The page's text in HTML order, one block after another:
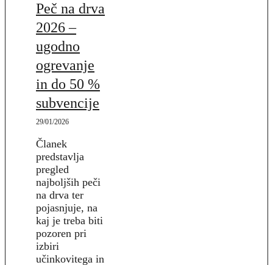
Peč na drva
2026 –
ugodno
ogrevanje
in do 50 %
subvencije
29/01/2026
Članek
predstavlja
pregled
najboljših peči
na drva ter
pojasnjuje, na
kaj je treba biti
pozoren pri
izbiri
učinkovitega in